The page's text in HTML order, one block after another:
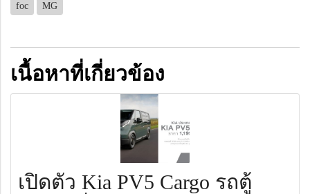
foc MG
เนื้อหาที่เกี่ยวข้อง
เปิดตัว Kia PV5 Cargo รถตู้